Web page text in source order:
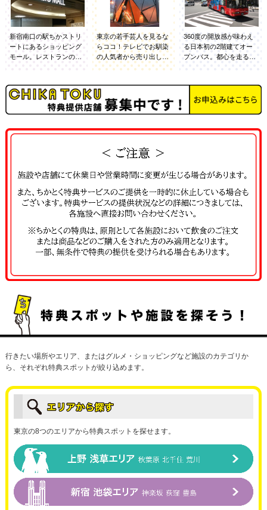
新宿南口の駅ちかストリ
ートにあるショッピング
モール。レストランのほ
ィ豊かな店舗がそろって
います。駅近な上に天候
を気にせず利用できるの
東京の若手芸人を見るな
らココ！テレビでお馴染
の人気者から売り出し中
の若手まで様々な芸人が
を開催中！若手らしいフ
レッシュなお笑いをお届
けします！小さい劇場な
ます。
360度の開放感が味わえ
る日本初の2階建てオー
プンバス。都心を走る約
にも手が届きそうな距離
に迫り、迫力満点。アト
行きたい場所やエリア、またはグルメ・ショッピングなど施設のカテゴリか
ら、それぞれ特典スポットが絞り込めます。
東京の8つのエリアから特典スポットを探せます。